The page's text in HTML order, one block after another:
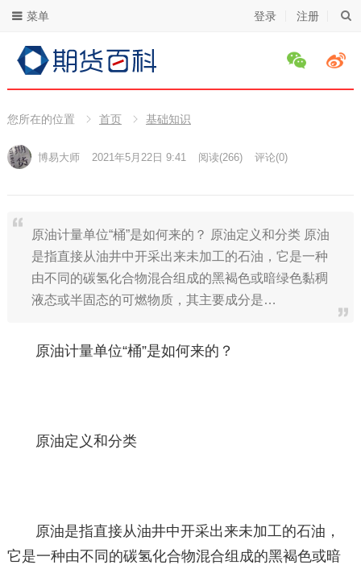
登录 注册
菜单
您所在的位置 首页 基础知识
博易大师 2021年5月22日 9:41 阅读(266) 评论(0)
原油计量单位“桶”是如何来的？ 原油定义和分类 原油
是指直接从油井中开采出来未加工的石油，它是一种
由不同的碳氢化合物混合组成的黑褐色或暗绿色黏稠
液态或半固态的可燃物质，其主要成分是…
原油计量单位“桶”是如何来的？
原油定义和分类
原油是指直接从油井中开采出来未加工的石油，
它是一种由不同的碳氢化合物混合组成的黑褐色或暗